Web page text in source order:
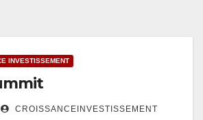
INVESTISSEMENT
CROISSANCEINVESTISSEMENT